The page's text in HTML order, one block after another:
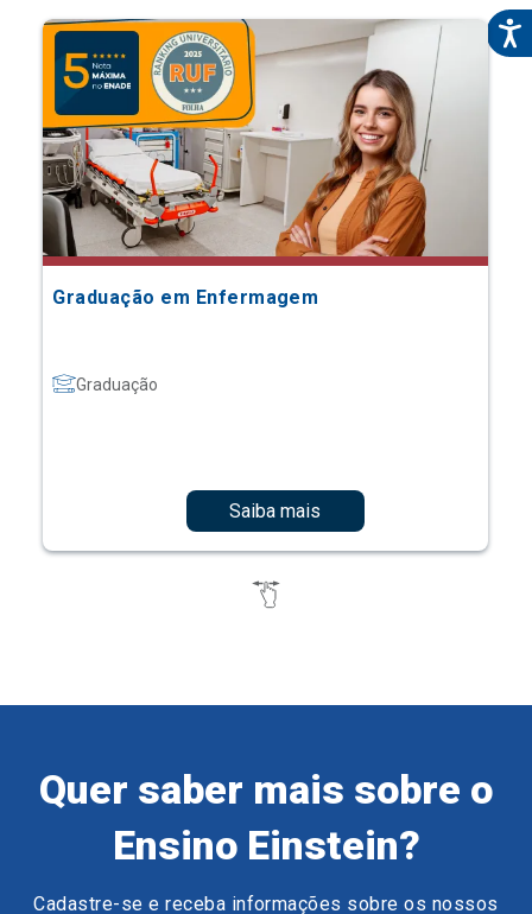
Graduação em Enfermagem
Graduação
Saiba mais
Quer saber mais sobre o
Ensino Einstein?
Cadastre-se e receba informações sobre os nossos